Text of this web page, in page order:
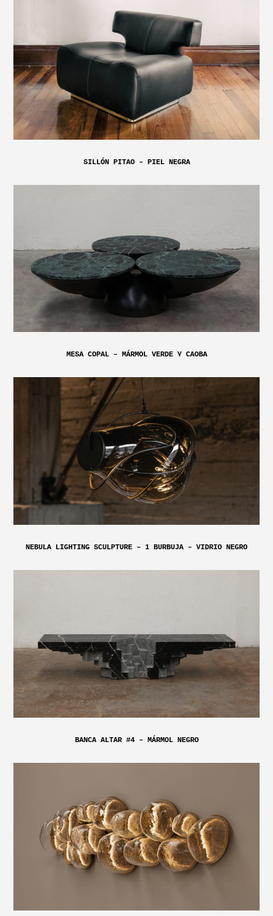
SILLÓN PITAO – PIEL NEGRA
MESA COPAL – MÁRMOL VERDE Y CAOBA
NEBULA LIGHTING SCULPTURE – 1 BURBUJA – VIDRIO NEGRO
BANCA ALTAR #4 – MÁRMOL NEGRO